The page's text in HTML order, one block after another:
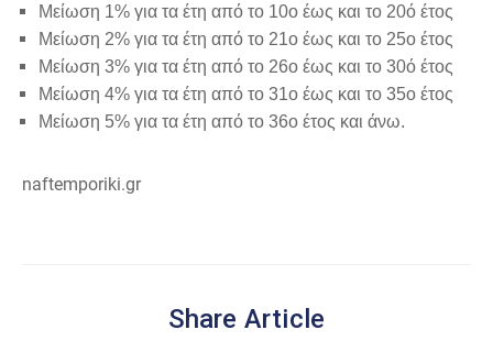
Μείωση 1% για τα έτη από το 10ο έως και το 20ό έτος
Μείωση 2% για τα έτη από το 21ο έως και το 25ο έτος
Μείωση 3% για τα έτη από το 26ο έως και το 30ό έτος
Μείωση 4% για τα έτη από το 31ο έως και το 35ο έτος
Μείωση 5% για τα έτη από το 36ο έτος και άνω.
naftemporiki.gr
Share Article